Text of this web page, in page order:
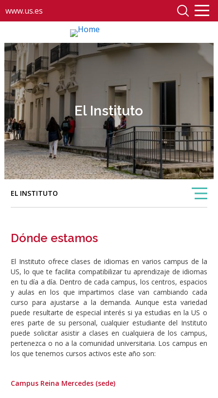
www.us.es
El Instituto
EL INSTITUTO
Dónde estamos
El Instituto ofrece clases de idiomas en varios campus de la
US, lo que te facilita compatibilizar tu aprendizaje de idiomas
en tu día a día. Dentro de cada campus, los centros, espacios
y aulas en los que impartimos clase van cambiando cada
curso para ajustarse a la demanda. Aunque esta variedad
puede resultarte de especial interés si ya estudias en la US o
eres parte de su personal, cualquier estudiante del Instituto
puede solicitar asistir a clases en cualquiera de los campus,
pertenezca o no a la comunidad universitaria. Los campus en
los que tenemos cursos activos este año son:
Campus Reina Mercedes (sede)